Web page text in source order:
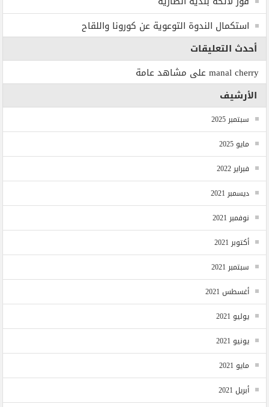
استكمال الندوة التوعوية عن كورونا واللقاح
أحدث التعليقات
manal cherry على مشاهد عامة
الأرشيف
سبتمبر 2025
مايو 2025
فبراير 2022
ديسمبر 2021
نوفمبر 2021
أكتوبر 2021
سبتمبر 2021
أغسطس 2021
يوليو 2021
يونيو 2021
مايو 2021
أبريل 2021